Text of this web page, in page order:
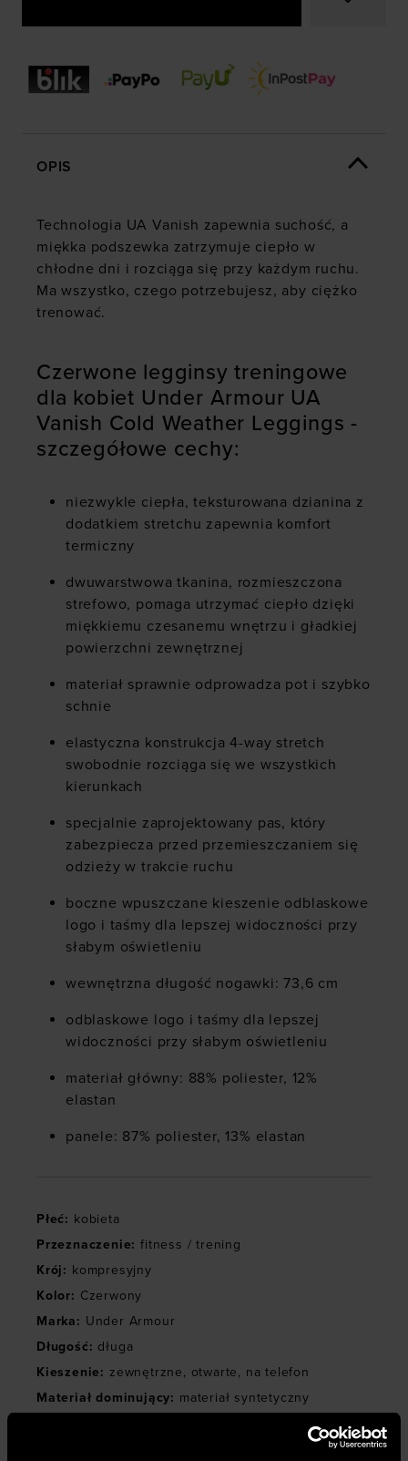
OPIS
Technologia UA Vanish zapewnia suchość, a
miękka podszewka zatrzymuje ciepło w
chłodne dni i rozciąga się przy każdym ruchu.
Ma wszystko, czego potrzebujesz, aby ciężko
trenować.
Czerwone legginsy treningowe
dla kobiet Under Armour UA
Vanish Cold Weather Leggings -
szczegółowe cechy:
niezwykle ciepła, teksturowana dzianina z
dodatkiem stretchu zapewnia komfort
termiczny
dwuwarstwowa tkanina, rozmieszczona
strefowo, pomaga utrzymać ciepło dzięki
miękkiemu czesanemu wnętrzu i gładkiej
powierzchni zewnętrznej
materiał sprawnie odprowadza pot i szybko
schnie
elastyczna konstrukcja 4-way stretch
swobodnie rozciąga się we wszystkich
kierunkach
specjalnie zaprojektowany pas, który
zabezpiecza przed przemieszczaniem się
odzieży w trakcie ruchu
boczne wpuszczane kieszenie odblaskowe
logo i taśmy dla lepszej widoczności przy
słabym oświetleniu
wewnętrzna długość nogawki: 73,6 cm
odblaskowe logo i taśmy dla lepszej
widoczności przy słabym oświetleniu
materiał główny: 88% poliester, 12%
elastan
panele: 87% poliester, 13% elastan
Płeć: kobieta
Przeznaczenie: fitness / trening
Krój: kompresyjny
Kolor: Czerwony
Marka: Under Armour
Długość: długa
Kieszenie: zewnętrzne, otwarte, na telefon
Materiał dominujący: materiał syntetyczny